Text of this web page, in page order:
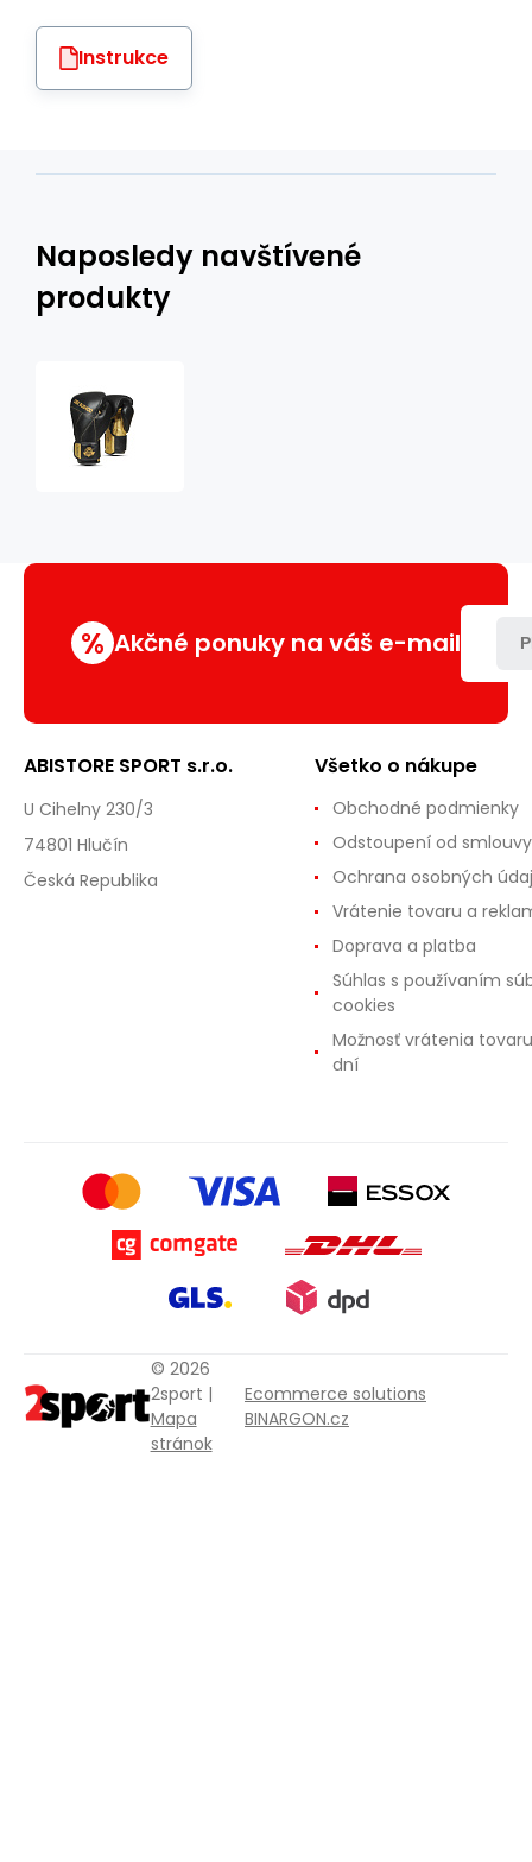
Instrukce
Naposledy navštívené
produkty
% Akčné ponuky na váš e-mail
ABISTORE SPORT s.r.o.
U Cihelny 230/3
74801 Hlučín
Česká Republika
Všetko o nákupe
Obchodné podmienky
Odstoupení od smlouvy
Ochrana osobných
Vrátenie tovaru a
Doprava a platba
Súhlas s používaním
cookies
Možnosť vrátenia
dní
© 2026
2sport |
Mapa
stránok
Ecommerce solutions
BINARGON.cz